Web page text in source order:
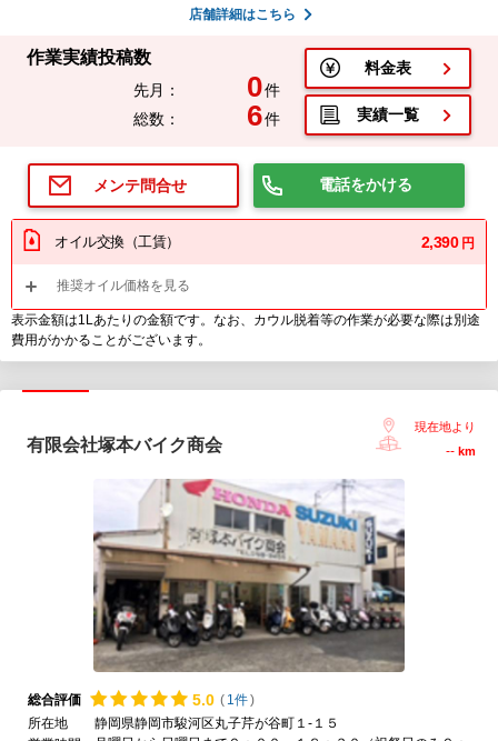
店舗詳細はこちら
作業実績投稿数
先月： 0件
総数：
6件
料金表
実績一覧
メンテ問合せ 電話をかける
オイル交換（工賃） 2,390 円
推奨オイル価格を見る
表示金額は1Lあたりの金額です。なお、カウル脱着等の作業が必要な際は別途
費用がかかることがございます。
有限会社塚本バイク商会
現在地より
-- km
総合評価 5.0 ( 1件)
所在地
静岡県静岡市駿河区丸子芹が谷町１-１５